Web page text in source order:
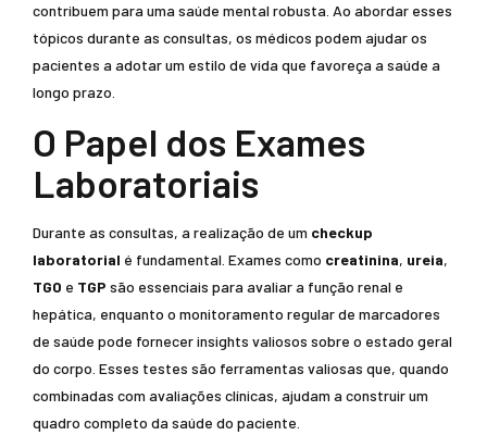
contribuem para uma saúde mental robusta. Ao abordar esses
tópicos durante as consultas, os médicos podem ajudar os
pacientes a adotar um estilo de vida que favoreça a saúde a
longo prazo.
O Papel dos Exames
Laboratoriais
Durante as consultas, a realização de um checkup
laboratorial é fundamental. Exames como creatinina, ureia,
TGO e TGP são essenciais para avaliar a função renal e
hepática, enquanto o monitoramento regular de marcadores
de saúde pode fornecer insights valiosos sobre o estado geral
do corpo. Esses testes são ferramentas valiosas que, quando
combinadas com avaliações clínicas, ajudam a construir um
quadro completo da saúde do paciente.